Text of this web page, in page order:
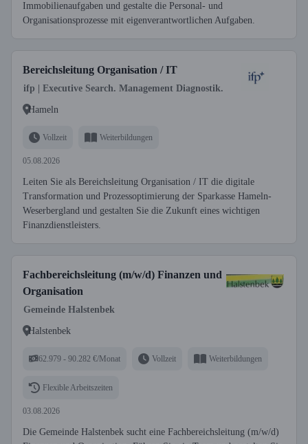
Immobilienaufgaben und gestalte die Personal- und
Organisationsprozesse mit eigenverantwortlichen Aufgaben.
Bereichsleitung Organisation / IT
ifp | Executive Search. Management Diagnostik.
Hameln
Vollzeit Weiterbildungen
05.08.2026
Leiten Sie als Bereichsleitung Organisation / IT die digitale
Transformation und Prozessoptimierung der Sparkasse Hameln-
Weserbergland und gestalten Sie die Zukunft eines wichtigen
Finanzdienstleisters.
Fachbereichsleitung (m/w/d) Finanzen und
Organisation
Gemeinde Halstenbek
Halstenbek
62.979 - 90.282 €/Monat Vollzeit Weiterbildungen
Flexible Arbeitszeiten
03.08.2026
Die Gemeinde Halstenbek sucht eine Fachbereichsleitung (m/w/d)